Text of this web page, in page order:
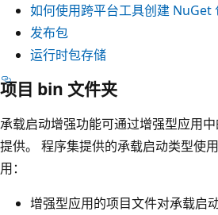
如何使用跨平台工具创建 NuGet
发布包
运行时包存储
项目 bin 文件夹
承载启动增强功能可通过增强型应用
提供。 程序集提供的承载启动类型使
用：
增强型应用的项目文件对承载启